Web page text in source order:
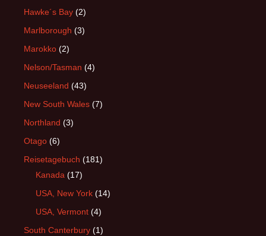
Hawke´s Bay (2)
Marlborough (3)
Marokko (2)
Nelson/Tasman (4)
Neuseeland (43)
New South Wales (7)
Northland (3)
Otago (6)
Reisetagebuch (181)
Kanada (17)
USA, New York (14)
USA, Vermont (4)
South Canterbury (1)